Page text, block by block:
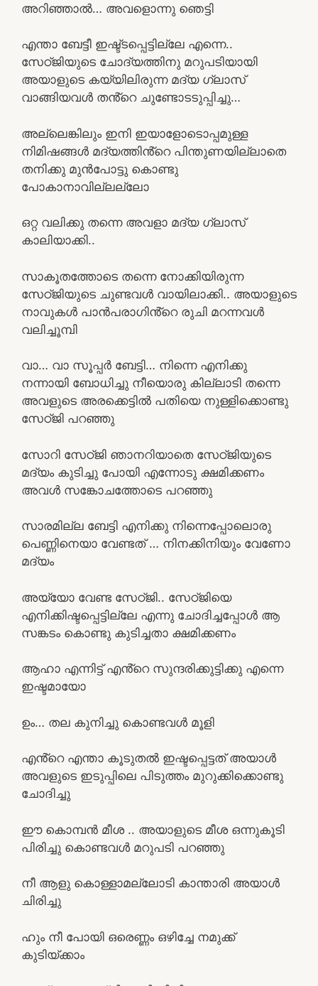
അറിഞ്ഞാൽ… അവളൊന്നു ഞെട്ടി
എന്താ ബേട്ടീ ഇഷ്ട്ടപ്പെട്ടില്ലേ എന്നെ..
സേഠ്ജിയുടെ ചോദ്യത്തിനു മറുപടിയായി
അയാളുടെ കയ്യിലിരുന്ന മദ്യ ഗ്ലാസ്
വാങ്ങിയവൾ തൻ്റെ ചുണ്ടോടടുപ്പിച്ചു…
അല്ലെങ്കിലും ഇനി ഇയാളോടൊപ്പമുള്ള
നിമിഷങ്ങൾ മദ്യത്തിൻ്റെ പിന്തുണയില്ലാതെ
തനിക്കു മുൻപോട്ടു കൊണ്ടു
പോകാനാവില്ലല്ലോ
ഒറ്റ വലിക്കു തന്നെ അവളാ മദ്യ ഗ്ലാസ്
കാലിയാക്കി..
സാകൂതത്തോടെ തന്നെ നോക്കിയിരുന്ന
സേഠ്ജിയുടെ ചുണ്ടവൾ വായിലാക്കി.. അയാളുടെ
നാവുകൾ പാൻപരാഗിൻ്റെ രുചി മറന്നവൾ
വലിച്ചൂമ്പി
വാ… വാ സൂപ്പർ ബേട്ടി… നിന്നെ എനിക്കു
നന്നായി ബോധിച്ചു നീയൊരു കില്ലാടി തന്നെ
അവളുടെ അരക്കെട്ടിൽ പതിയെ നുള്ളിക്കൊണ്ടു
സേഠ്ജി പറഞ്ഞു
സോറി സേഠ്ജി ഞാനറിയാതെ സേഠ്ജിയുടെ
മദ്യം കുടിച്ചു പോയി എന്നോടു ക്ഷമിക്കണം
അവൾ സങ്കോചത്തോടെ പറഞ്ഞു
സാരമില്ല ബേട്ടി എനിക്കു നിന്നെപ്പോലൊരു
പെണ്ണിനെയാ വേണ്ടത് … നിനക്കിനിയും വേണോ
മദ്യം
അയ്യോ വേണ്ട സേഠ്ജി.. സേഠ്ജിയെ
എനിക്കിഷ്ടപ്പെട്ടില്ലേ എന്നു ചോദിച്ചപ്പോൾ ആ
സങ്കടം കൊണ്ടു കുടിച്ചതാ ക്ഷമിക്കണം
ആഹാ എന്നിട്ട് എൻ്റെ സുന്ദരിക്കുട്ടിക്കു എന്നെ
ഇഷ്ടമായോ
ഉം… തല കുനിച്ചു കൊണ്ടവൾ മൂളി
എൻ്റെ എന്താ കൂടുതൽ ഇഷ്ടപ്പെട്ടത് അയാൾ
അവളുടെ ഇടുപ്പിലെ പിടുത്തം മുറുക്കിക്കൊണ്ടു
ചോദിച്ചു
ഈ കൊമ്പൻ മീശ .. അയാളുടെ മീശ ഒന്നുകൂടി
പിരിച്ചു കൊണ്ടവൾ മറുപടി പറഞ്ഞു
നീ ആളു കൊള്ളാമല്ലോടി കാന്താരി അയാൾ
ചിരിച്ചു
ഹും നീ പോയി ഒരെണ്ണം ഒഴിച്ചേ നമുക്ക്
കുടിയ്ക്കാം